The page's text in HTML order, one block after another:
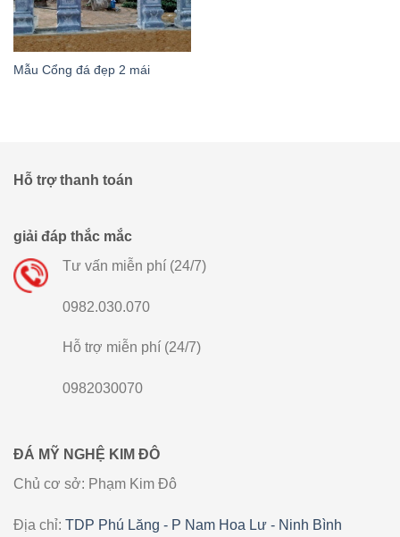
Mẫu Cổng đá đẹp 2 mái
Hỗ trợ thanh toán
giải đáp thắc mắc
Tư vấn miễn phí (24/7)
0982.030.070
Hỗ trợ miễn phí (24/7)
0982030070
ĐÁ MỸ NGHỆ KIM ĐÔ
Chủ cơ sở: Phạm Kim Đô
Địa chỉ: TDP Phú Lăng - P Nam Hoa Lư - Ninh Bình